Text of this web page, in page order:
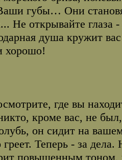
губы… Они
Не открывайте глаза
душа кружит
хорошо!
где вы
кроме вас, не
он сидит на
Теперь - за
повышенным тоном,